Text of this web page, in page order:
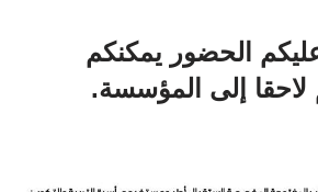
الحضور يمكنكم
لاحقا إلى المؤسسة.